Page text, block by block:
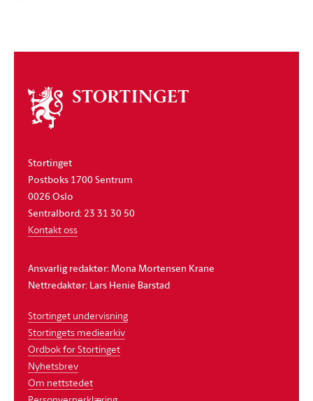
Om
stortinget
Stortinget
Postboks 1700 Sentrum
0026 Oslo
Sentralbord: 23 31 30 50
Kontakt oss
Ansvarlig redaktør: Mona Mortensen Krane
Nettredaktør: Lars Henie Barstad
Stortinget undervisning
Stortingets mediearkiv
Ordbok for Stortinget
Nyhetsbrev
Om nettstedet